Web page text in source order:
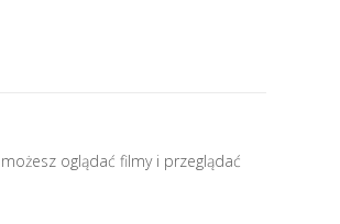
oglądać filmy i przeglądać